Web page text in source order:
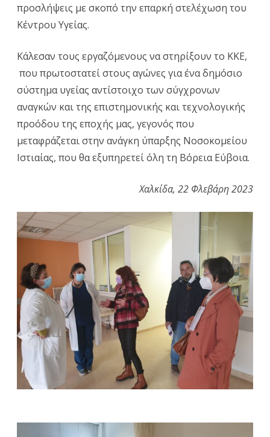
προσλήψεις με σκοπό την επαρκή στελέχωση του
Κέντρου Υγείας.
Κάλεσαν τους εργαζόμενους να στηρίξουν το ΚΚΕ,
που πρωτοστατεί στους αγώνες για ένα δημόσιο
σύστημα υγείας αντίστοιχο των σύγχρονων
αναγκών και της επιστημονικής και τεχνολογικής
προόδου της εποχής μας, γεγονός που
μεταφράζεται στην ανάγκη ύπαρξης Νοσοκομείου
Ιστιαίας, που θα εξυπηρετεί όλη τη Βόρεια Εύβοια.
Χαλκίδα, 22 Φλεβάρη 2023